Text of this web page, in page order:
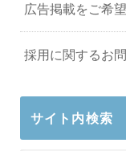
広告掲載をご希
採用に関するお
サイト内検索